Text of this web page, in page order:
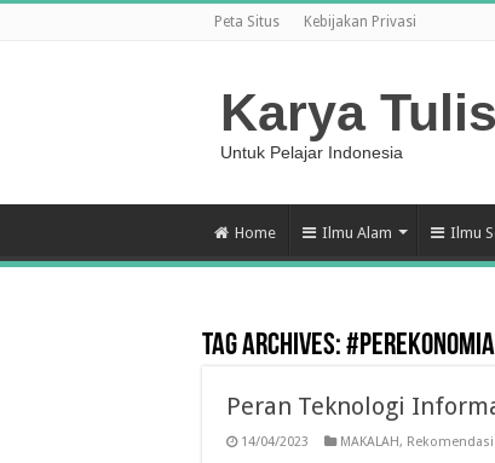
Peta Situs Kebijakan Privasi
Karya
Untuk Pelajar Indonesia
Home Ilmu Alam Ilmu
Tag Archives:
Peran Teknologi
14/04/2023 MAKALAH,